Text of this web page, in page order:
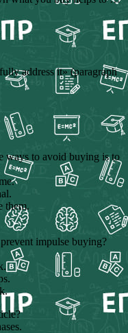
address it» (paragraph
ways to avoid buying is to
them.
impulse buying?